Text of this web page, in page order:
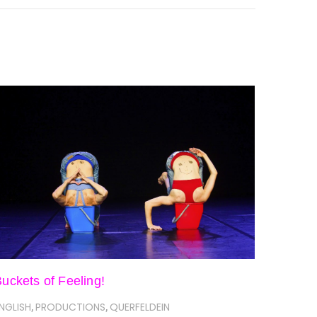
of Feeling!
, PRODUCTIONS, QUERFELDEIN